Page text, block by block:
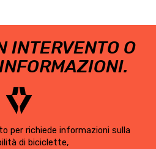
INTERVENTO O
per richiede informazioni sulla
di biciclette,